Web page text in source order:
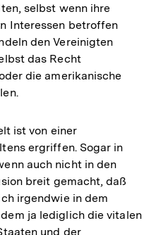
selbst wenn ihre
Interessen betroffen
den Vereinigten
das Recht
die amerikanische
ist von einer
ergriffen. Sogar in
auch nicht in den
breit gemacht, daß
irgendwie in dem
ja lediglich die vitalen
und der